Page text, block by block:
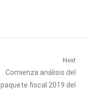
Next
Next
post:
Comienza análisis del
paquete fiscal 2019 del